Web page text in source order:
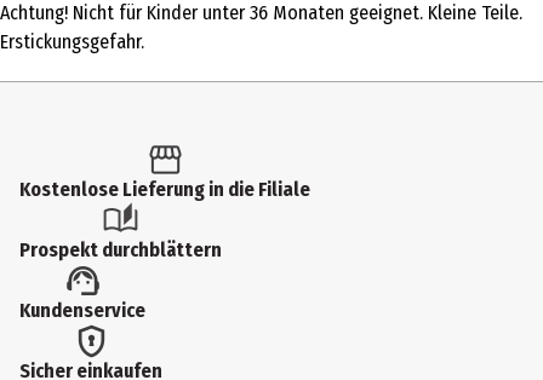
Produkttyp
Artikelnummer des Herstellers
Hersteller
Edurino GmbH
Herstelleradresse
Achtung! Nicht für Kinder unter 36 Monaten geeignet. Kleine Teile.
Erstickungsgefahr.
Kostenlose Lieferung in die Filiale
Prospekt durchblättern
Kundenservice
Sicher einkaufen